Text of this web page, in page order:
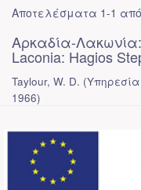
Αποτελέσματα 1-1
Αρκαδία-
Laconia: Hagios
Taylour, W. D. (
1966)